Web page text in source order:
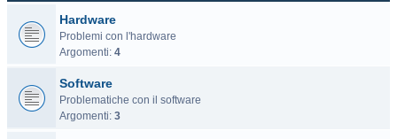
Hardware
Problemi con l'hardware
Argomenti: 4
Software
Problematiche con il software
Argomenti: 3